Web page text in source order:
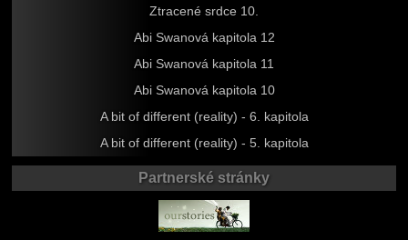
Ztracené srdce 10.
Abi Swanová kapitola 12
Abi Swanová kapitola 11
Abi Swanová kapitola 10
A bit of different (reality) - 6. kapitola
A bit of different (reality) - 5. kapitola
Partnerské stránky